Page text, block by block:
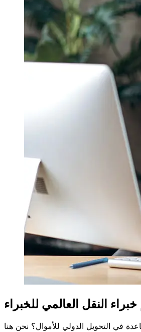
في التحويل الدولي للأموال؟ نحن هنا